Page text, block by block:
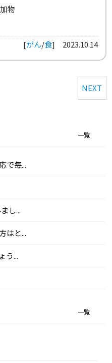
物
[がん/食] 2023.10.14
NEXT
一覧
で毎...
し...
はと...
う...
一覧